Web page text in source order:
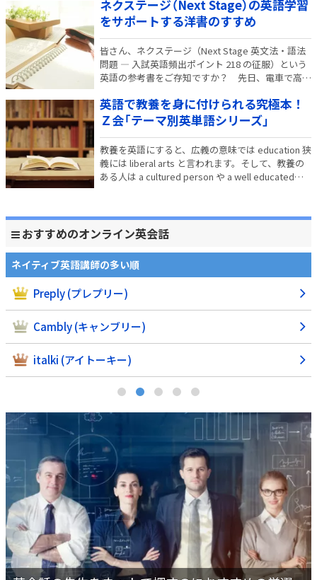
す。 早く欲…
ネクステージ（Next Stage）の英語学習
をサポートする洋書のすすめ
皆さん、ネクステージ（Next Stage 英文法・語法
問題 ― 入試英語頻出ポイント 218 の征服）という
英語の参考書をご存知ですか？ 先日、電車で高校
見て、自分も同じように英語を勉強していた頃のこ
とを思い出してしまいました。 私…
英語で教養を身に付けられる究極本！
Ｚ会「テーマ別英単語シリーズ」
教養を英語にすると、広義の意味では education 狭
義には liberal arts と言われます。そして、教養の
ある人は a cultured person や a well educated
おすすめのオンライン英会話
ネイティブ英語講師の多い順
Preply (プレプリー)
Cambly (キャンブリー)
italki (アイトーキー)